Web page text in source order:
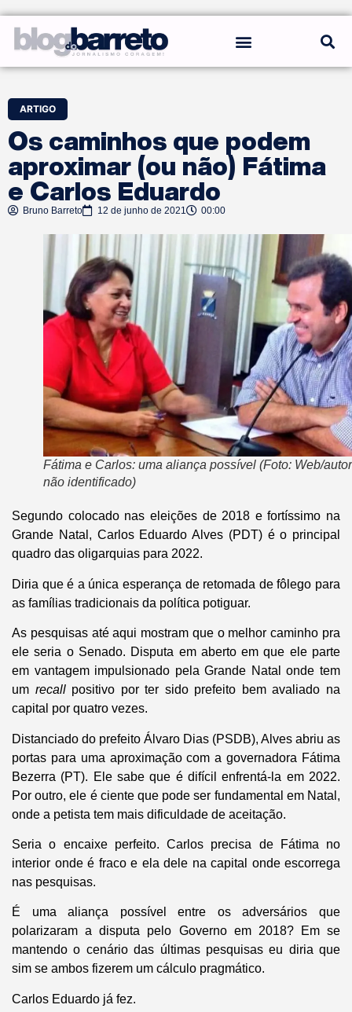
ARTIGO
Os caminhos que podem
aproximar (ou não) Fátima
e Carlos Eduardo
Bruno Barreto 12 de junho de 2021 00:00
Fátima e Carlos: uma aliança possível (Foto: Web/autor
não identificado)
Segundo colocado nas eleições de 2018 e fortíssimo na
Grande Natal, Carlos Eduardo Alves (PDT) é o principal
quadro das oligarquias para 2022.
Diria que é a única esperança de retomada de fôlego para
as famílias tradicionais da política potiguar.
As pesquisas até aqui mostram que o melhor caminho pra
ele seria o Senado. Disputa em aberto em que ele parte
em vantagem impulsionado pela Grande Natal onde tem
um recall positivo por ter sido prefeito bem avaliado na
capital por quatro vezes.
Distanciado do prefeito Álvaro Dias (PSDB), Alves abriu as
portas para uma aproximação com a governadora Fátima
Bezerra (PT). Ele sabe que é difícil enfrentá-la em 2022.
Por outro, ele é ciente que pode ser fundamental em Natal,
onde a petista tem mais dificuldade de aceitação.
Seria o encaixe perfeito. Carlos precisa de Fátima no
interior onde é fraco e ela dele na capital onde escorrega
nas pesquisas.
É uma aliança possível entre os adversários que
polarizaram a disputa pelo Governo em 2018? Em se
mantendo o cenário das últimas pesquisas eu diria que
sim se ambos fizerem um cálculo pragmático.
Carlos Eduardo já fez.